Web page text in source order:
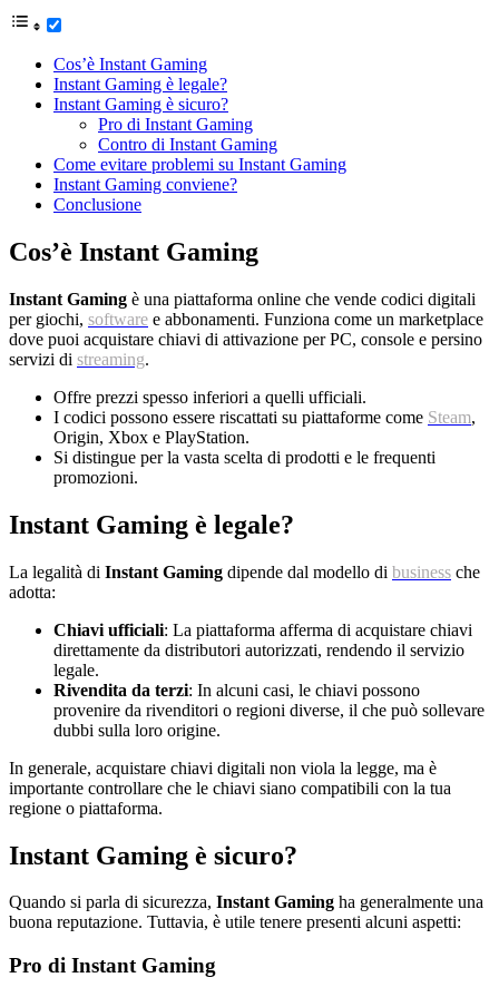
Cos’è Instant Gaming
Instant Gaming è legale?
Instant Gaming è sicuro?
Pro di Instant Gaming
Contro di Instant Gaming
Come evitare problemi su Instant Gaming
Instant Gaming conviene?
Conclusione
Cos’è Instant Gaming
Instant Gaming è una piattaforma online che vende codici digitali
per giochi, software e abbonamenti. Funziona come un marketplace
dove puoi acquistare chiavi di attivazione per PC, console e persino
servizi di streaming.
Offre prezzi spesso inferiori a quelli ufficiali.
I codici possono essere riscattati su piattaforme come Steam,
Origin, Xbox e PlayStation.
Si distingue per la vasta scelta di prodotti e le frequenti
promozioni.
Instant Gaming è legale?
La legalità di Instant Gaming dipende dal modello di business che
adotta:
Chiavi ufficiali: La piattaforma afferma di acquistare chiavi
direttamente da distributori autorizzati, rendendo il servizio
legale.
Rivendita da terzi: In alcuni casi, le chiavi possono
provenire da rivenditori o regioni diverse, il che può sollevare
dubbi sulla loro origine.
In generale, acquistare chiavi digitali non viola la legge, ma è
importante controllare che le chiavi siano compatibili con la tua
regione o piattaforma.
Instant Gaming è sicuro?
Quando si parla di sicurezza, Instant Gaming ha generalmente una
buona reputazione. Tuttavia, è utile tenere presenti alcuni aspetti:
Pro di Instant Gaming